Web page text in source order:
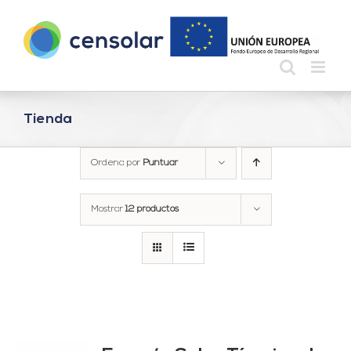
contenido
Tienda
Ordena por Puntuar
Mostrar12 productos